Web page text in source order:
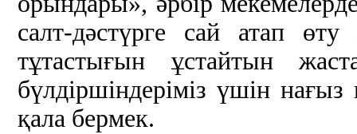
салт-дәстүрге сай атап
тұтастығын ұстайтын
бүлдіршіндеріміз үшін
қала бермек.